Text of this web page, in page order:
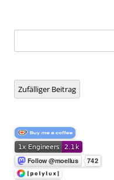
Zufälliger Beitrag